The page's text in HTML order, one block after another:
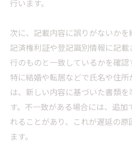
行います。
次に、記載内容に誤りがないか
記済権利証や登記識別情報に記
行のものと一致しているかを確認
特に結婚や転居などで氏名や住
は、新しい内容に基づいた書類
す。不一致がある場合には、追加
れることがあり、これが遅延の原
ます。